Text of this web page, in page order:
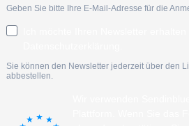
Geben Sie bitte Ihre E-Mail-Adresse für die
Sie können den Newsletter jederzeit über den
abbestellen.